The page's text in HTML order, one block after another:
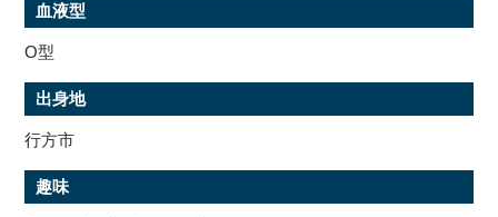
血液型
O型
出身地
行方市
趣味